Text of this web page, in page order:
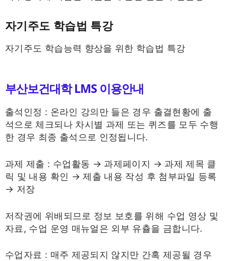
자기주도 학습법 특강
자기주도 학습능력 향상을 위한 학습법 특강
부산보건대학 LMS 이용안내
출석인정 : 온라인 강의만 들은 경우 출결현황에 출
석으로 체크되나 차시별 과제 또는 퀴즈를 모두 수행
한 경우 최종 출석으로 인정됩니다.
과제 제출 : 수업활동 → 과제페이지 → 과제 제목 클
릭 및 내용 확인 → 제출 내용 작성 후 첨부파일 등록
→ 저장
저작권에 위배되므로 정보 보호를 위해 수업 영상 및
자료, 수업 운영 매뉴얼은 외부 유츌을 금합니다.
수업자료 : 매주 제공되지 않지만 간혹 제공될 경우